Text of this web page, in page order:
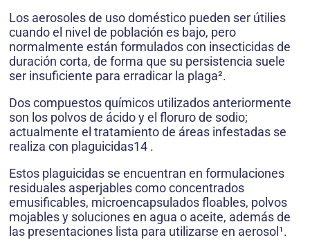
Los aerosoles de uso doméstico pueden ser útilies
cuando el nivel de población es bajo, pero
normalmente están formulados con insecticidas de
duración corta, de forma que su persistencia suele
ser insuficiente para erradicar la plaga².
Dos compuestos químicos utilizados anteriormente
son los polvos de ácido y el floruro de sodio;
actualmente el tratamiento de áreas infestadas se
realiza con plaguicidas14 .
Estos plaguicidas se encuentran en formulaciones
residuales asperjables como concentrados
emusificables, microencapsulados floables, polvos
mojables y soluciones en agua o aceite, además de
las presentaciones lista para utilizarse en aerosol¹.